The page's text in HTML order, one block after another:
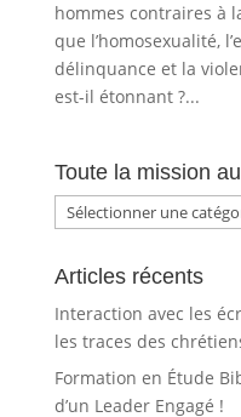
hommes contraires à
que l’homosexualité,
délinquance et la
est-il étonnant ?...
Toute la mission au
Toute
la
mission
Articles récents
Interaction avec les
les traces des
Formation en Étude
d’un Leader Engagé !